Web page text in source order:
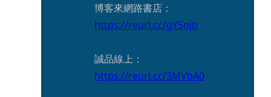
博客來網路書店：
https://reurl.cc/gY5njb
誠品線上：
https://reurl.cc/3MVbA0